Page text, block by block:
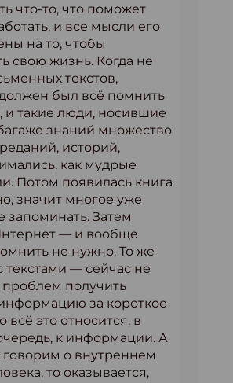
что-то, что поможет
и все мысли его
на то, чтобы
свою жизнь. Когда не
текстов,
был всё помнить
и такие люди, носившие
знаний множество
историй,
как мудрые
Потом появилась книга
значит многое уже
запоминать. Затем
— и вообще
не нужно. То же
текстами — сейчас не
проблем получить
за короткое
всё это относится, в
к информации. А
говорим о внутреннем
то оказывается,